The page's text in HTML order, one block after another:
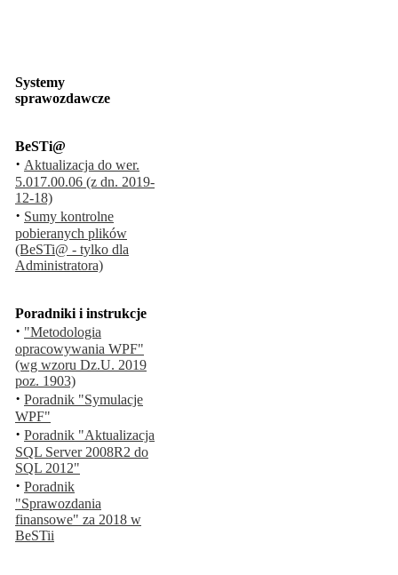
Systemy
sprawozdawcze
BeSTi@
· Aktualizacja do wer.
5.017.00.06 (z dn. 2019-
12-18)
· Sumy kontrolne
pobieranych plików
(BeSTi@ - tylko dla
Administratora)
Poradniki i instrukcje
· "Metodologia
opracowywania WPF"
(wg wzoru Dz.U. 2019
poz. 1903)
· Poradnik "Symulacje
WPF"
· Poradnik "Aktualizacja
SQL Server 2008R2 do
SQL 2012"
· Poradnik
"Sprawozdania
finansowe" za 2018 w
BeSTii